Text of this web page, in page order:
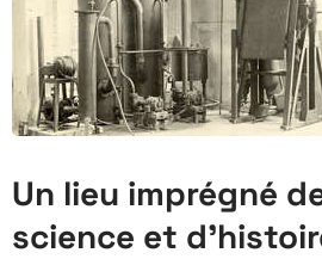
Un lieu imprégné
science et